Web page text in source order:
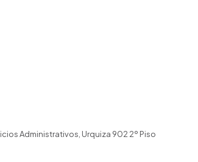
Administrativos, Urquiza 902 2º Piso